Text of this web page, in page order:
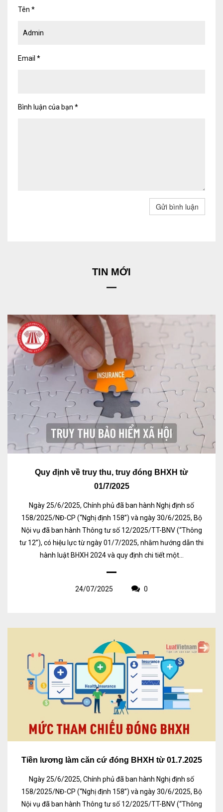
Tên *
Email *
Bình luận của bạn *
Gửi bình luận
TIN MỚI
Quy định về truy thu, truy đóng BHXH từ
01/7/2025
Ngày 25/6/2025, Chính phủ đã ban hành Nghị định số
158/2025/NĐ-CP (“Nghị định 158”) và ngày 30/6/2025, Bộ
Nội vụ đã ban hành Thông tư số 12/2025/TT-BNV (“Thông
tư 12”), có hiệu lực từ ngày 01/7/2025, nhằm hướng dẫn thi
hành luật BHXH 2024 và quy định chi tiết một...
24/07/2025 0
Tiền lương làm căn cứ đóng BHXH từ 01.7.2025
Ngày 25/6/2025, Chính phủ đã ban hành Nghị định số
158/2025/NĐ-CP (“Nghị định 158”) và ngày 30/6/2025, Bộ
Nội vụ đã ban hành Thông tư số 12/2025/TT-BNV (“Thông